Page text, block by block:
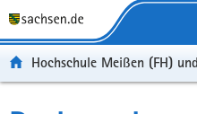
Portalübergreifende
Hochschule Meißen (FH)